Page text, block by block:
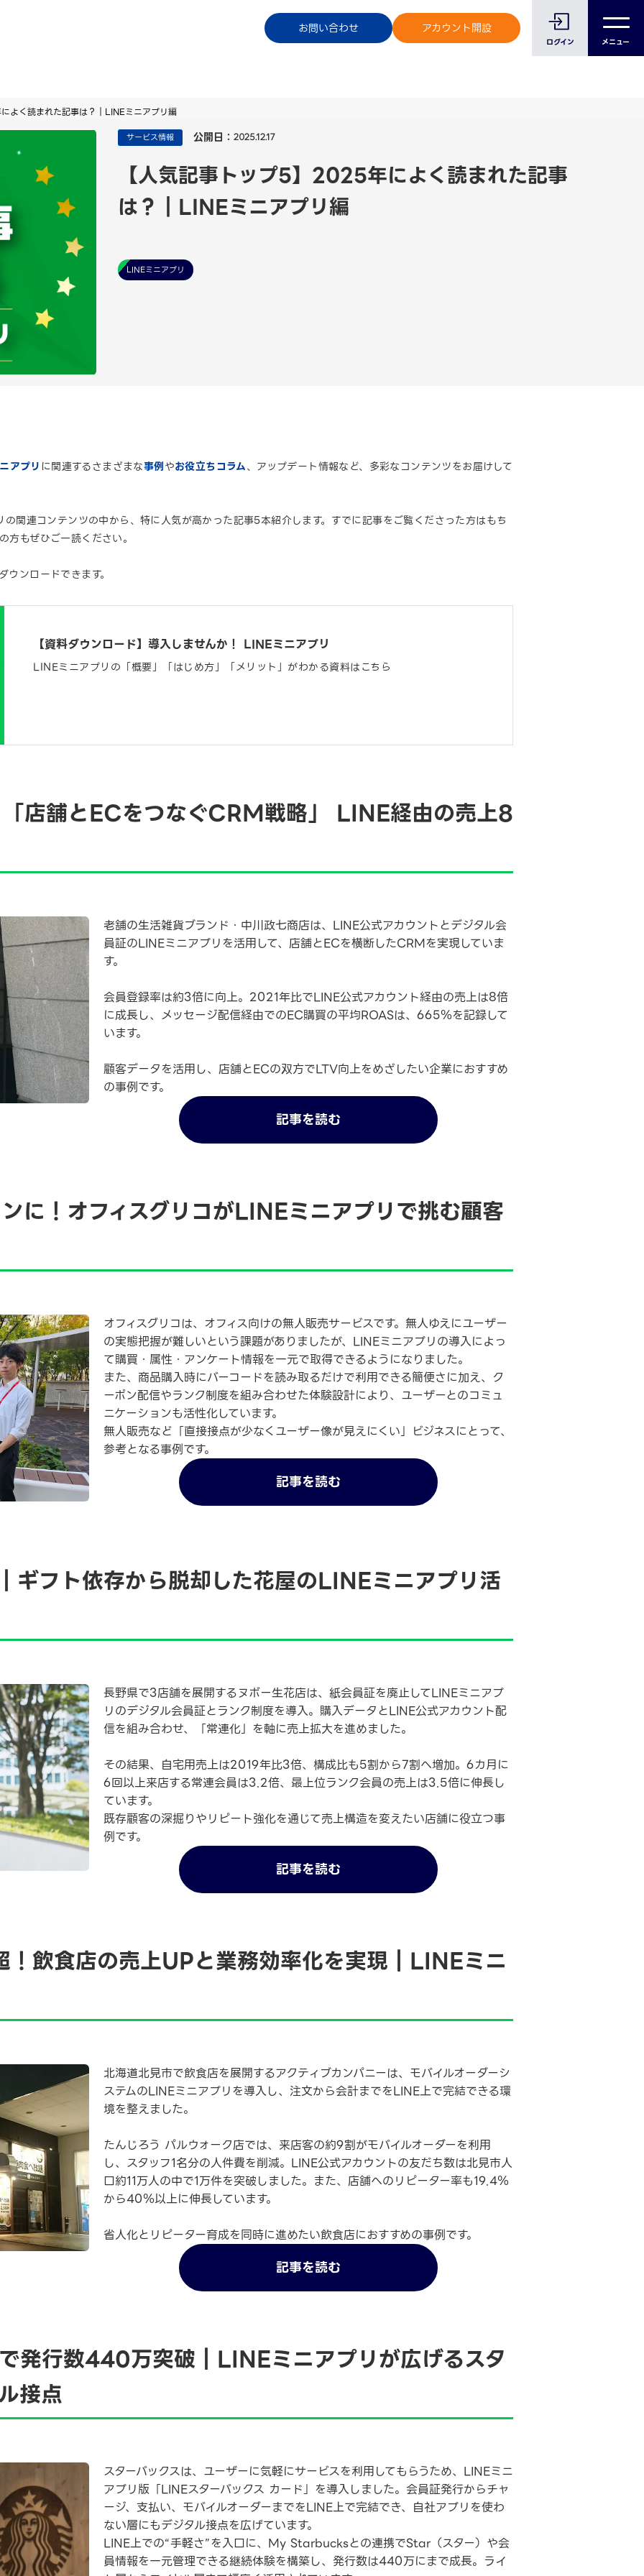
お問い合わせ アカウント開設
ログイン メニュー
ご利用中のお客様へ
よく読まれた記事は？｜LINEミニアプリ編
サービス情報 公開日： 2025.12.17
【人気記事トップ5】2025年によく読まれた記事
は？｜LINEミニアプリ編
LINEミニアプリ
アプリに関連するさまざまな事例やお役立ちコラム、アップデート情報など、多彩なコンテンツをお届けして
関連コンテンツの中から、特に人気が高かった記事5本紹介します。すでに記事をご覧くださった方はもち
もぜひご一読ください。
ンロードできます。
【資料ダウンロード】導入しませんか！ LINEミニアプリ
LINEミニアプリの「概要」「はじめ方」「メリット」がわかる資料はこちら
店舗とECをつなぐCRM戦略」 LINE経由の売上8
老舗の生活雑貨ブランド・中川政七商店は、LINE公式アカウントとデジタル会
員証のLINEミニアプリを活用して、店舗とECを横断したCRMを実現していま
す。
会員登録率は約3倍に向上。2021年比でLINE公式アカウント経由の売上は8倍
に成長し、メッセージ配信経由でのEC購買の平均ROASは、665％を記録して
います。
顧客データを活用し、店舗とECの双方でLTV向上をめざしたい企業におすすめ
の事例です。
記事を読む
に！オフィスグリコがLINEミニアプリで挑む顧客
オフィスグリコは、オフィス向けの無人販売サービスです。無人ゆえにユーザー
の実態把握が難しいという課題がありましたが、LINEミニアプリの導入によっ
て購買・属性・アンケート情報を一元で取得できるようになりました。
また、商品購入時にバーコードを読み取るだけで利用できる簡便さに加え、ク
ーポン配信やランク制度を組み合わせた体験設計により、ユーザーとのコミュ
ニケーションも活性化しています。
無人販売など「直接接点が少なくユーザー像が見えにくい」ビジネスにとって、
参考となる事例です。
記事を読む
ギフト依存から脱却した花屋のLINEミニアプリ活
長野県で3店舗を展開するヌボー生花店は、紙会員証を廃止してLINEミニアプ
リのデジタル会員証とランク制度を導入。購入データとLINE公式アカウント配
信を組み合わせ、「常連化」を軸に売上拡大を進めました。
その結果、自宅用売上は2019年比3倍、構成比も5割から7割へ増加。6カ月に
6回以上来店する常連会員は3.2倍、最上位ランク会員の売上は3.5倍に伸長し
ています。
既存顧客の深掘りやリピート強化を通じて売上構造を変えたい店舗に役立つ事
例です。
記事を読む
飲食店の売上UPと業務効率化を実現｜LINEミニ
北海道北見市で飲食店を展開するアクティブカンパニーは、モバイルオーダーシ
ステムのLINEミニアプリを導入し、注文から会計までをLINE上で完結できる環
境を整えました。
たんじろう パルウォーク店では、来店客の約9割がモバイルオーダーを利用
し、スタッフ1名分の人件費を削減。LINE公式アカウントの友だち数は北見市人
口約11万人の中で1万件を突破しました。また、店舗へのリピーター率も19.4％
から40％以上に伸長しています。
省人化とリピーター育成を同時に進めたい飲食店におすすめの事例です。
記事を読む
発行数440万突破｜LINEミニアプリが広げるスタ
接点
スターバックスは、ユーザーに気軽にサービスを利用してもらうため、LINEミニ
アプリ版「LINEスターバックス カード」を導入しました。会員証発行からチャ
ージ、支払い、モバイルオーダーまでをLINE上で完結でき、自社アプリを使わ
ない層にもデジタル接点を広げています。
LINE上での“手軽さ”を入口に、My Starbucksとの連携でStar（スター）や会
員情報を一元管理できる継続体験を構築し、発行数は440万にまで成長。ライ